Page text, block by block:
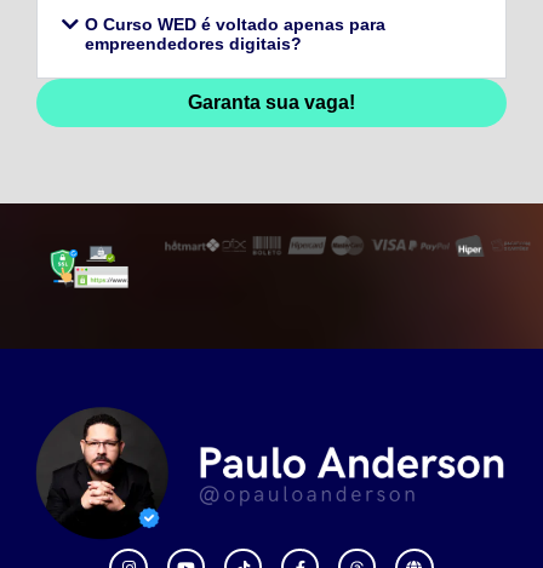
O Curso WED é voltado apenas para
empreendedores digitais?
Garanta sua vaga!